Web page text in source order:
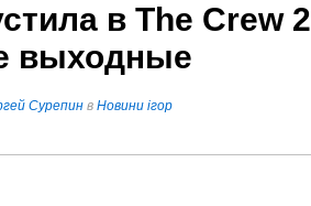
в The Crew 2
выходные
Сурепин в Новини ігор